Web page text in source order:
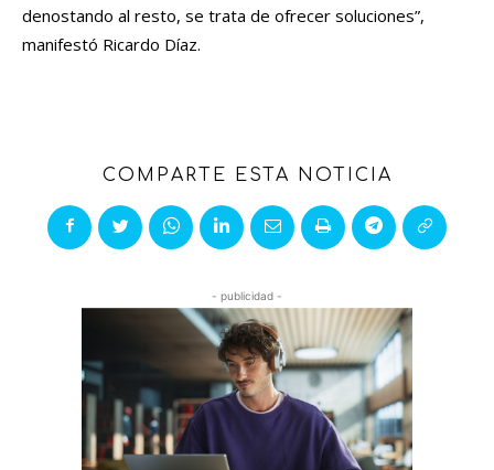
denostando al resto, se trata de ofrecer soluciones”,
manifestó Ricardo Díaz.
COMPARTE ESTA NOTICIA
- publicidad -